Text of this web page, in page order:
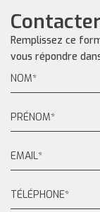
Remplissez ce
vous répondre